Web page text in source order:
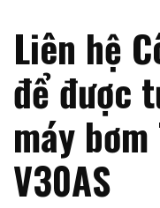
Liên hệ
để được
máy
V30AS